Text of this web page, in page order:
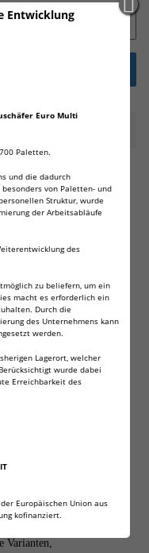
Entwicklung
Euro Multi
Paletten.
und die dadurch
von Paletten- und
Struktur, wurde
der Arbeitsabläufe
des
zu beliefern, um ein
macht es erforderlich ein
Durch die
des Unternehmens kann
werden.
Lagerort, welcher
wurde dabei
Erreichbarkeit des
Europäischen Union aus
kofinanziert.
25x14x1,4cm
Einfach bevor Sie
oder die
pharmazeutischen
und etwas Spülmittel
Varianten,